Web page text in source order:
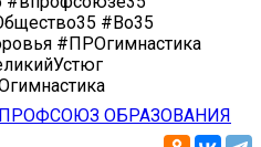
#Во35
#ПРОгимнастика
ОБРАЗОВАНИЯ